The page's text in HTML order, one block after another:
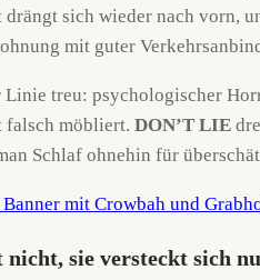
sich wieder nach vorn,
mit guter
treu: psychologischer
falsch möbliert. DON’T LIE
Schlaf ohnehin für
sie versteckt sich